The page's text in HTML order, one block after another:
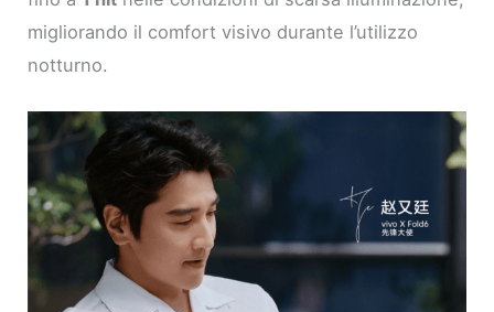
migliorando il comfort visivo durante l’utilizzo
notturno.